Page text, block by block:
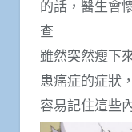
的話，醫生會
查
雖然突然瘦下
患癌症的症狀
容易記住這些